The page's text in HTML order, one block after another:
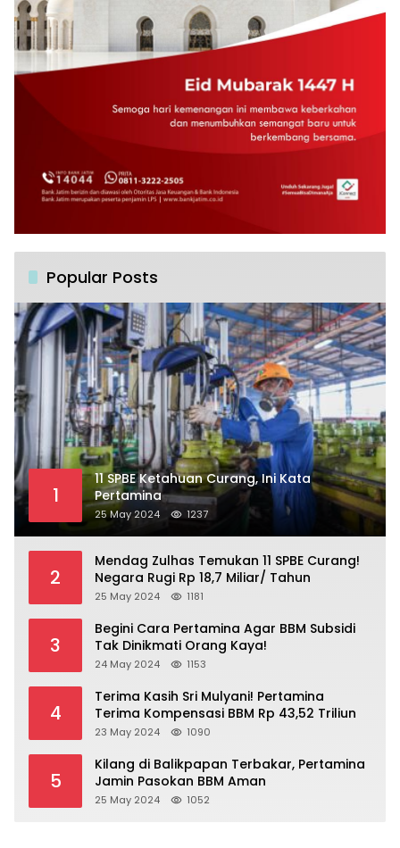
Popular Posts
1
11 SPBE Ketahuan Curang, Ini Kata
Pertamina
25 May 2024 1237
2
Mendag Zulhas Temukan 11 SPBE Curang!
Negara Rugi Rp 18,7 Miliar/ Tahun
25 May 2024 1181
3
Begini Cara Pertamina Agar BBM Subsidi
Tak Dinikmati Orang Kaya!
24 May 2024 1153
4
Terima Kasih Sri Mulyani! Pertamina
Terima Kompensasi BBM Rp 43,52 Triliun
23 May 2024 1090
5
Kilang di Balikpapan Terbakar, Pertamina
Jamin Pasokan BBM Aman
25 May 2024 1052